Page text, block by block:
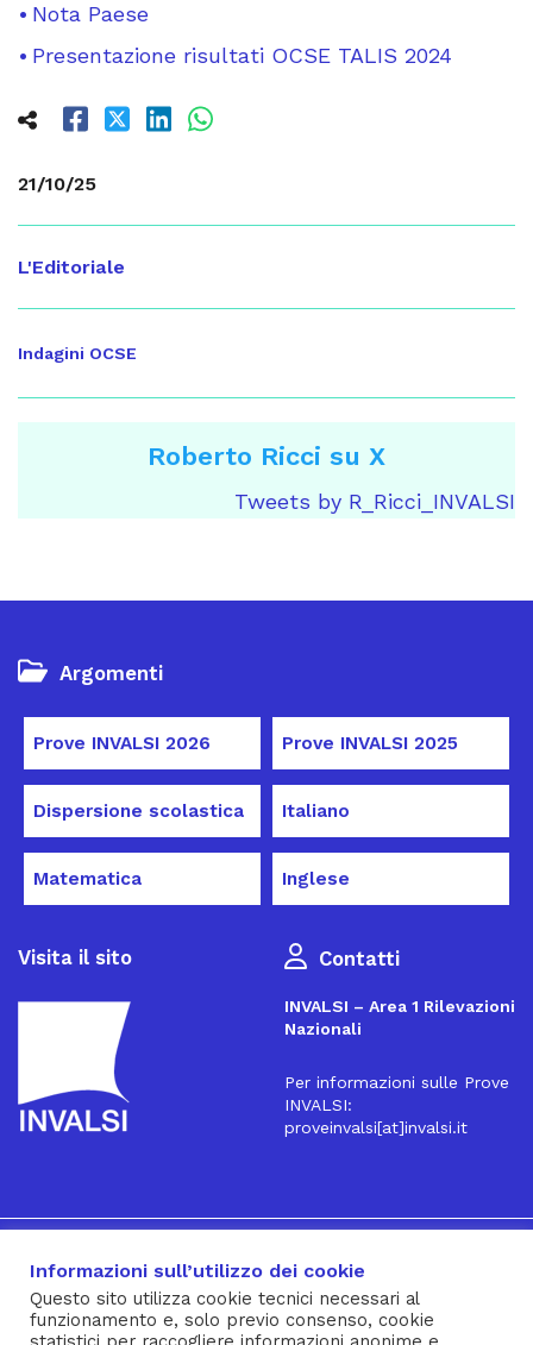
21/10/25
L'Editoriale
Indagini OCSE
Roberto Ricci su X
Tweets by R_Ricci_INVALSI
Nota Paese
Presentazione risultati OCSE TALIS 2024
Argomenti
Prove INVALSI 2026 Prove INVALSI 2025
Dispersione scolastica Italiano
Matematica Inglese
Visita il sito Contatti
INVALSI – Area 1 Rilevazioni
Nazionali
Per informazioni sulle Prove
INVALSI:
proveinvalsi[at]invalsi.it
Iscriviti alla Newsletter
® INVALSI – Via Ippolito Nievo, 35 – 00153 ROMA – tel. 06
Informazioni sull’utilizzo dei cookie
Questo sito utilizza cookie tecnici necessari al
funzionamento e, solo previo consenso, cookie